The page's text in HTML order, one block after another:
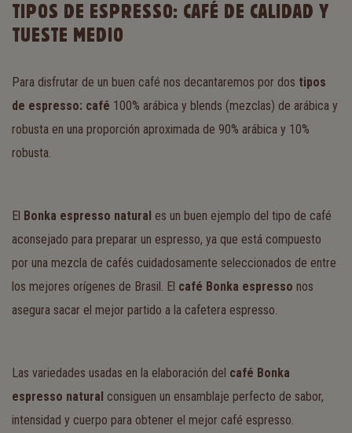
TIPOS DE ESPRESSO: CAFÉ DE CALIDAD Y
TUESTE MEDIO
Para disfrutar de un buen café nos decantaremos por dos tipos
de espresso: café 100% arábica y blends (mezclas) de arábica y
robusta en una proporción aproximada de 90% arábica y 10%
robusta.
El Bonka espresso natural es un buen ejemplo del tipo de café
aconsejado para preparar un espresso, ya que está compuesto
por una mezcla de cafés cuidadosamente seleccionados de entre
los mejores orígenes de Brasil. El café Bonka espresso nos
asegura sacar el mejor partido a la cafetera espresso.
Las variedades usadas en la elaboración del café Bonka
espresso natural consiguen un ensamblaje perfecto de sabor,
intensidad y cuerpo para obtener el mejor café espresso.